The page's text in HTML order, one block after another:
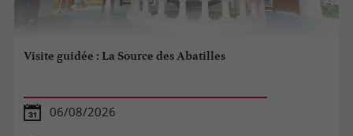
Visite guidée : La Source des Abatilles
06/08/2026